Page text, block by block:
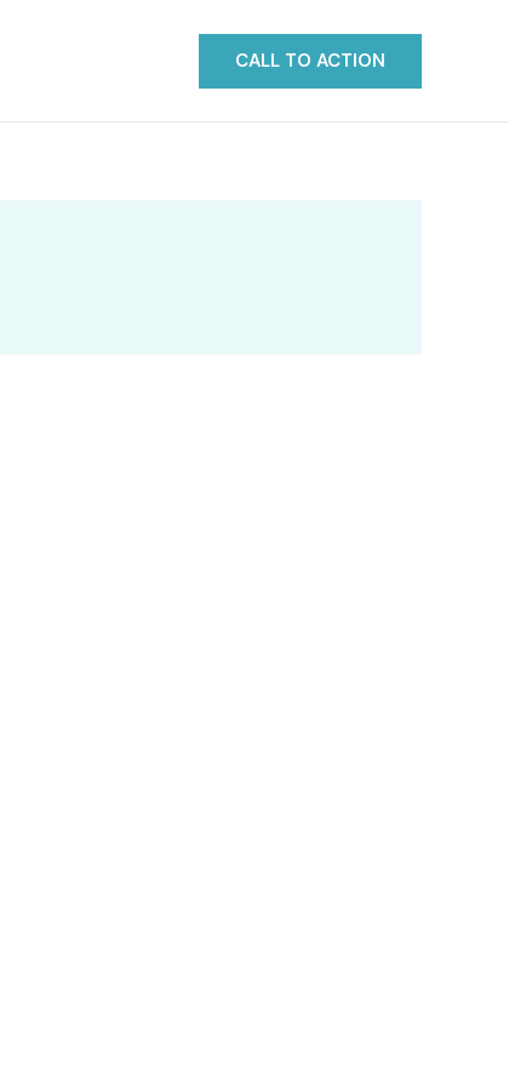
CALL TO ACTION